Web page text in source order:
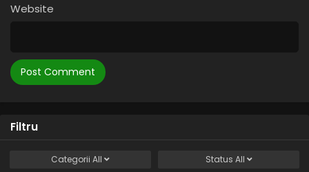
Website
Filtru
Categorii All Status All